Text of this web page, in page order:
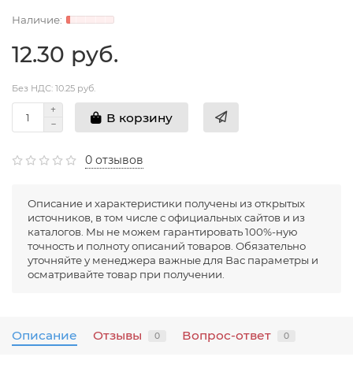
12.30 руб.
Без НДС: 10.25 руб.
В корзину
0 отзывов
Описание и характеристики получены из открытых
источников, в том числе с официальных сайтов и из
каталогов. Мы не можем гарантировать 100%-ную
точность и полноту описаний товаров. Обязательно
уточняйте у менеджера важные для Вас параметры и
осматривайте товар при получении.
Описание Отзывы 0 Вопрос-ответ 0